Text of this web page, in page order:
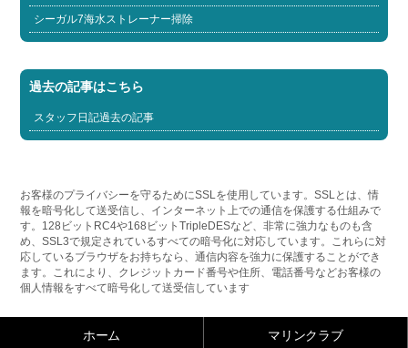
シーガル7海水ストレーナー掃除
過去の記事はこちら
スタッフ日記過去の記事
お客様のプライバシーを守るためにSSLを使用しています。SSLとは、情
報を暗号化して送受信し、インターネット上での通信を保護する仕組みで
す。128ビットRC4や168ビットTripleDESなど、非常に強力なものも含
め、SSL3で規定されているすべての暗号化に対応しています。これらに対
応しているブラウザをお持ちなら、通信内容を強力に保護することができ
ます。これにより、クレジットカード番号や住所、電話番号などお客様の
個人情報をすべて暗号化して送受信しています
ホーム マリンクラブ